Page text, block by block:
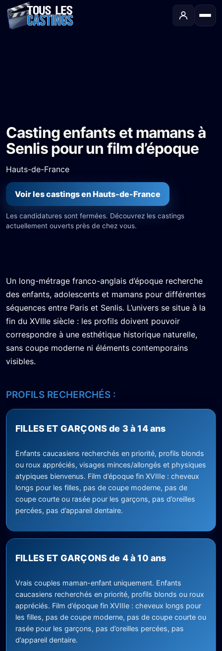
Casting enfants et mamans à
Senlis pour un film d’époque
Hauts-de-France
Voir les castings en Hauts-de-France
Les candidatures sont fermées. Découvrez les castings
actuellement ouverts près de chez vous.
Un long-métrage franco-anglais d’époque recherche
des enfants, adolescents et mamans pour différentes
séquences entre Paris et Senlis. L’univers se situe à la
fin du XVIIIe siècle : les profils doivent pouvoir
correspondre à une esthétique historique naturelle,
sans coupe moderne ni éléments contemporains
visibles.
PROFILS RECHERCHÉS :
FILLES ET GARÇONS de 3 à 14 ans
Enfants caucasiens recherchés en priorité, profils blonds
ou roux appréciés, visages minces/allongés et physiques
atypiques bienvenus. Film d’époque fin XVIIIe : cheveux
longs pour les filles, pas de coupe moderne, pas de
coupe courte ou rasée pour les garçons, pas d’oreilles
percées, pas d’appareil dentaire.
FILLES ET GARÇONS de 4 à 10 ans
Vrais couples maman-enfant uniquement. Enfants
caucasiens recherchés en priorité, profils blonds ou roux
appréciés. Film d’époque fin XVIIIe : cheveux longs pour
les filles, pas de coupe moderne, pas de coupe courte ou
rasée pour les garçons, pas d’oreilles percées, pas
d’appareil dentaire.